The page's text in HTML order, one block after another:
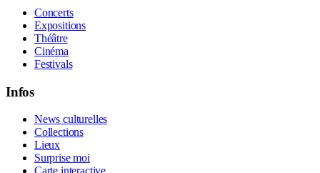
Concerts
Expositions
Théâtre
Cinéma
Festivals
Infos
News culturelles
Collections
Lieux
Surprise moi